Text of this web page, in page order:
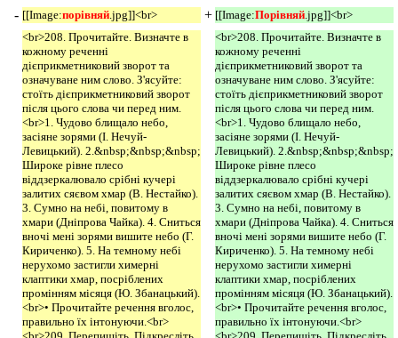
- [[Image:порівняй.jpg]]<br> + [[Image:Порівняй.jpg]]<br>
<br>208. Прочитайте. Визначте в
кожному реченні
дієприкметниковий зворот та
означуване ним слово. З'ясуйте:
стоїть дієприкметниковий зворот
після цього слова чи перед ним.
<br>1. Чудово блищало небо,
засіяне зорями (І. Нечуй-
Левицький). 2.&nbsp;&nbsp;&nbsp;
Широке рівне плесо
віддзеркалювало срібні кучері
залитих сяєвом хмар (В. Нестайко).
3. Сумно на небі, повитому в
хмари (Дніпрова Чайка). 4. Сниться
вночі мені зорями вишите небо (Г.
Кириченко). 5. На темному небі
нерухомо застигли химерні
клаптики хмар, посріблених
промінням місяця (Ю. Збанацький).
<br>• Прочитайте речення вголос,
правильно їх інтонуючи.<br>
<br>208. Прочитайте. Визначте в
кожному реченні
дієприкметниковий зворот та
означуване ним слово. З'ясуйте:
стоїть дієприкметниковий зворот
після цього слова чи перед ним.
<br>1. Чудово блищало небо,
засіяне зорями (І. Нечуй-
Левицький). 2.&nbsp;&nbsp;&nbsp;
Широке рівне плесо
віддзеркалювало срібні кучері
залитих сяєвом хмар (В. Нестайко).
3. Сумно на небі, повитому в
хмари (Дніпрова Чайка). 4. Сниться
вночі мені зорями вишите небо (Г.
Кириченко). 5. На темному небі
нерухомо застигли химерні
клаптики хмар, посріблених
промінням місяця (Ю. Збанацький).
<br>• Прочитайте речення вголос,
правильно їх інтонуючи.<br>